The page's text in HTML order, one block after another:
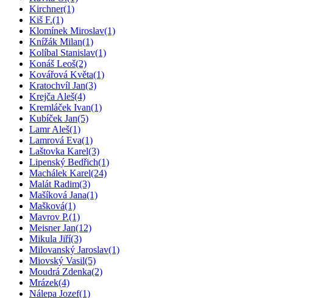
Kirchner(1)
Kiš F.(1)
Klomínek Miroslav(1)
Knížák Milan(1)
Kolíbal Stanislav(1)
Konáš Leoš(2)
Kovářová Květa(1)
Kratochvíl Jan(3)
Krejča Aleš(4)
Kremláček Ivan(1)
Kubíček Jan(5)
Lamr Aleš(1)
Lamrová Eva(1)
Laštovka Karel(3)
Lipenský Bedřich(1)
Machálek Karel(24)
Malát Radim(3)
Mašíková Jana(1)
Mašková(1)
Mavrov P.(1)
Meisner Jan(12)
Mikula Jiří(3)
Milovanský Jaroslav(1)
Miovský Vasil(5)
Moudrá Zdenka(2)
Mrázek(4)
Nálepa Jozef(1)